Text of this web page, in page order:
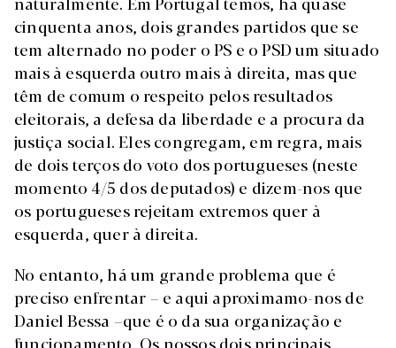
cinquenta anos, dois grandes partidos que se
tem alternado no poder o PS e o PSD um situado
mais à esquerda outro mais à direita, mas que
têm de comum o respeito pelos resultados
eleitorais, a defesa da liberdade e a procura da
justiça social. Eles congregam, em regra, mais
de dois terços do voto dos portugueses (neste
momento 4/5 dos deputados) e dizem-nos que
os portugueses rejeitam extremos quer à
esquerda, quer à direita.
No entanto, há um grande problema que é
preciso enfrentar – e aqui aproximamo-nos de
Daniel Bessa –que é o da sua organização e
funcionamento. Os nossos dois principais